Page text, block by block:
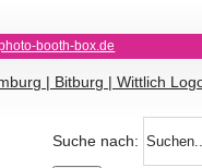
booth-box.de
Suche nach: